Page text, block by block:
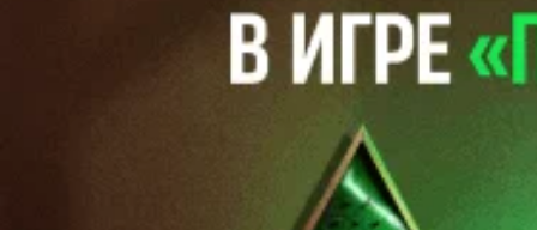
всего обладателями почетного трофея в разное время
становились семь ледовых дружин, причем четыре из них